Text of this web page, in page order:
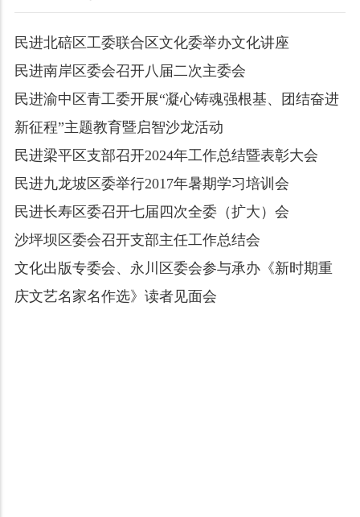
民进北碚区工委联合区文化委举办文化讲座
民进南岸区委会召开八届二次主委会
民进渝中区青工委开展“凝心铸魂强根基、团结奋进
新征程”主题教育暨启智沙龙活动
民进梁平区支部召开2024年工作总结暨表彰大会
民进九龙坡区委举行2017年暑期学习培训会
民进长寿区委召开七届四次全委（扩大）会
沙坪坝区委会召开支部主任工作总结会
文化出版专委会、永川区委会参与承办《新时期重
庆文艺名家名作选》读者见面会